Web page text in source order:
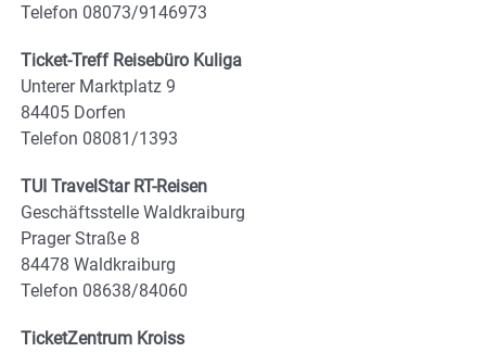
Telefon 08073/9146973
Ticket-Treff Reisebüro Kuliga
Unterer Marktplatz 9
84405 Dorfen
Telefon 08081/1393
TUI TravelStar RT-Reisen
Geschäftsstelle Waldkraiburg
Prager Straße 8
84478 Waldkraiburg
Telefon 08638/84060
TicketZentrum Kroiss